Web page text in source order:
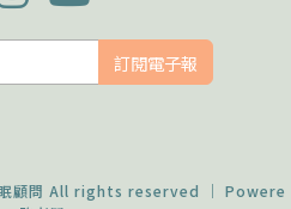
訂閱電子報
眠顧問 All rights reserved ｜ Powere